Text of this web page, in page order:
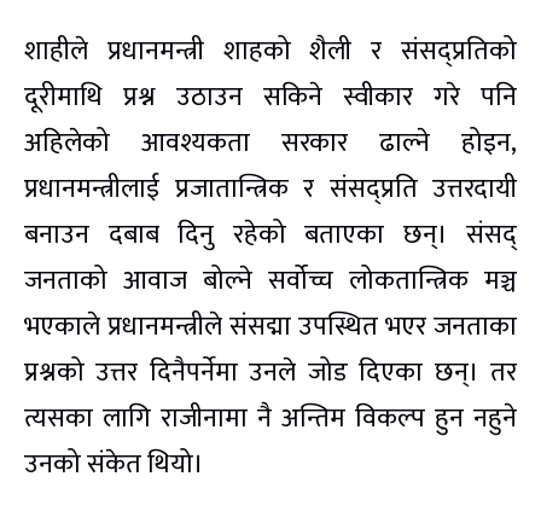
शाहीले प्रधानमन्त्री शाहको शैली र संसद्प्रतिको
दूरीमाथि प्रश्न उठाउन सकिने स्वीकार गरे पनि
अहिलेको आवश्यकता सरकार ढाल्ने होइन,
प्रधानमन्त्रीलाई प्रजातान्त्रिक र संसद्प्रति उत्तरदायी
बनाउन दबाब दिनु रहेको बताएका छन्। संसद्
जनताको आवाज बोल्ने सर्वोच्च लोकतान्त्रिक मञ्च
भएकाले प्रधानमन्त्रीले संसद्मा उपस्थित भएर जनताका
प्रश्नको उत्तर दिनैपर्नेमा उनले जोड दिएका छन्। तर
त्यसका लागि राजीनामा नै अन्तिम विकल्प हुन नहुने
उनको संकेत थियो।